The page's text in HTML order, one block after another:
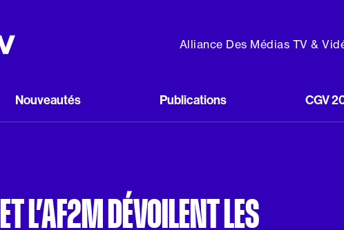
Alliance Des Médias TV &
Nouveautés Publications CGV
L’AF2M DÉVOILENT LES